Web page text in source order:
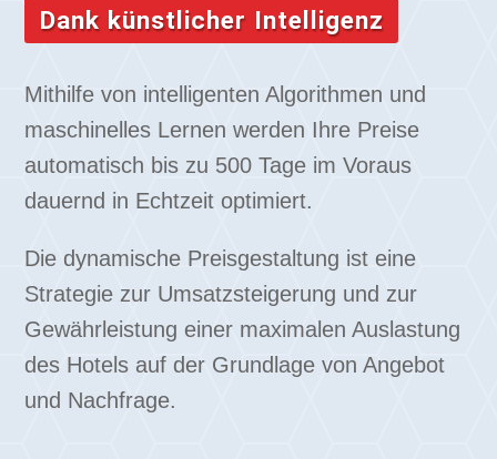
Dank künstlicher Intelligenz
Mithilfe von intelligenten Algorithmen und
maschinelles Lernen werden Ihre Preise
automatisch bis zu 500 Tage im Voraus
dauernd in Echtzeit optimiert.
Die dynamische Preisgestaltung ist eine
Strategie zur Umsatzsteigerung und zur
Gewährleistung einer maximalen Auslastung
des Hotels auf der Grundlage von Angebot
und Nachfrage.